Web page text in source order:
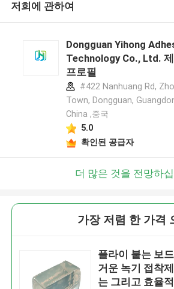
저희에 관하여
Dongguan Yihong
Technology Co., Ltd. 제
프로필
#422 Nanhuang Rd,
Town, Dongguan,
China ,중국
5.0
확인된 공급자
더 많은 것을 전망하
가장 저렴 한 가격
플라이 붙는 보
거운 녹기 접착
는 그리고 효율